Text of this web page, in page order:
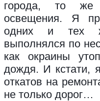
города, то же
освещения. Я
одних и тех
выполнялся по
как окраины
дождя. И кстати,
откатов на
не только дорог…